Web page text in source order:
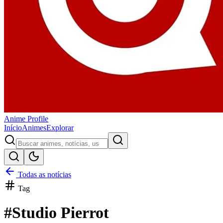
Anime Profile
InícioAnimesExplorar
Todas as notícias
Tag
#Studio Pierrot